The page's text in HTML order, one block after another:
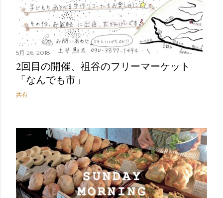
5月 26, 2018
2回目の開催、祖谷のフリーマーケット
「なんでも市」
共有